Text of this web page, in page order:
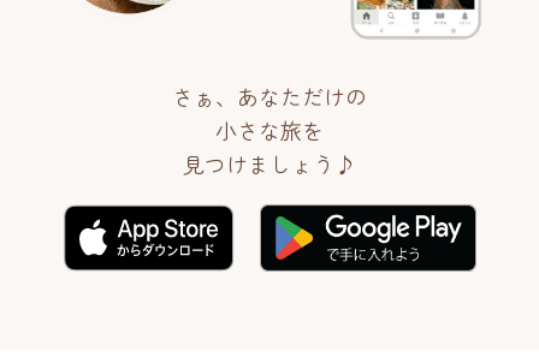
さぁ、あなただけの
小さな旅を
見つけましょう♪